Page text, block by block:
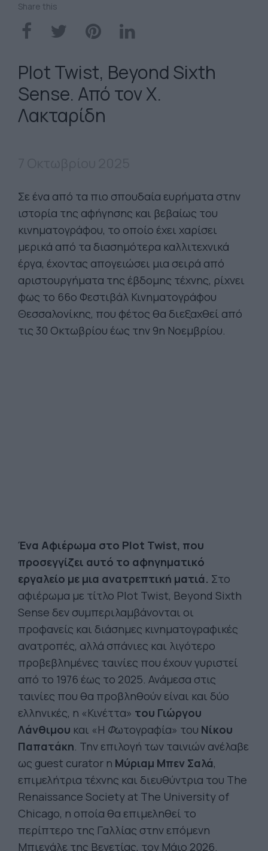
Share this
Plot Twist, Beyond Sixth
Sense. Από τον Χ.
Λακταρίδη
Σε ένα από τα πιο σπουδαία ευρήματα στην
ιστορία της αφήγησης και βεβαίως του
κινηματογράφου, το οποίο έχει χαρίσει
μερικά από τα διασημότερα καλλιτεχνικά
έργα, έχοντας απογειώσει μια σειρά από
αριστουργήματα της έβδομης τέχνης, ρίχνει
φως το 66ο Φεστιβάλ Κινηματογράφου
Θεσσαλονίκης, που φέτος θα διεξαχθεί από
τις 30 Οκτωβρίου έως την 9η Νοεμβρίου.
Ένα Αφιέρωμα στο Plot Twist, που
προσεγγίζει αυτό το αφηγηματικό
εργαλείο με μια ανατρεπτική ματιά. Στο
αφιέρωμα με τίτλο Plot Twist, Beyond Sixth
Sense δεν συμπεριλαμβάνονται οι
προφανείς και διάσημες κινηματογραφικές
ανατροπές, αλλά σπάνιες και λιγότερο
προβεβλημένες ταινίες που έχουν γυριστεί
από το 1976 έως το 2025. Ανάμεσα στις
ταινίες που θα προβληθούν είναι και δύο
ελληνικές, η «Κινέττα» του Γιώργου
Λάνθιμου και «Η Φωτογραφία» του Νίκου
Παπατάκη. Την επιλογή των ταινιών ανέλαβε
ως guest curator η Μύριαμ Μπεν Σαλά,
επιμελήτρια τέχνης και διευθύντρια του The
Renaissance Society at The University of
Chicago, η οποία θα επιμεληθεί το
περίπτερο της Γαλλίας στην επόμενη
Μπιενάλε της Βενετίας, τον Μάιο 2026.